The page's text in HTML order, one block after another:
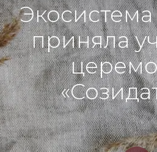
приняла